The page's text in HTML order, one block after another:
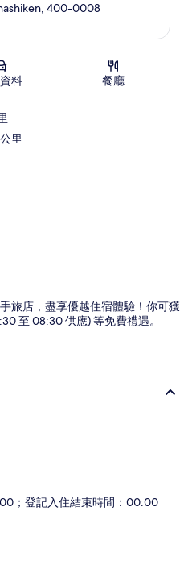
圖
400-0008
料 餐廳
里
旅店，盡享優越住宿體驗！你可獲
至 08:30 供應) 等免費禮遇。
；登記入住結束時間：00:00